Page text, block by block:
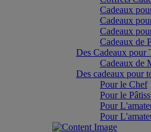
Cadeaux
Cadeaux
Cadeaux
Cadeaux de
Des Cadeaux pour
Cadeaux de
Des cadeaux pour
Pour le Chef
Pour le
Pour
Pour